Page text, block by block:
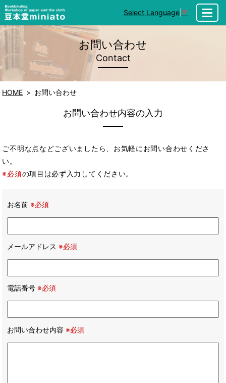
Select Language ▼
お問い合わせ
Contact
HOME お問い合わせ
お問い合わせ内容の入力
ご不明な点などございましたら、お気軽にお問い合わせくださ
い。
※必須の項目は必ず入力してください。
お名前※必須
メールアドレス※必須
電話番号※必須
お問い合わせ内容※必須